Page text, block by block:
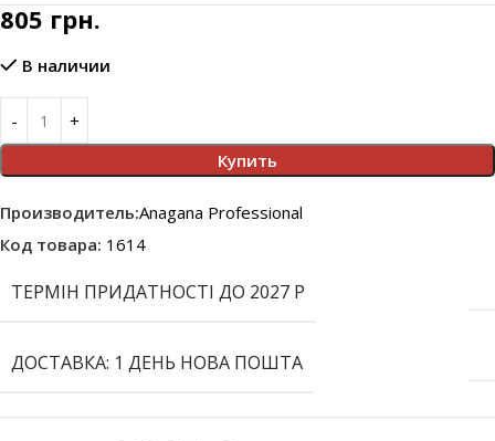
805 грн.
В наличии
Купить
Производитель:Anagana Professional
Код товара: 1614
ТЕРМІН ПРИДАТНОСТІ ДО 2027 Р
ДОСТАВКА: 1 ДЕНЬ НОВА ПОШТА